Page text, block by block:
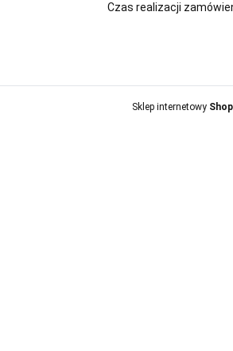
Czas realizacji
Sklep internetowy